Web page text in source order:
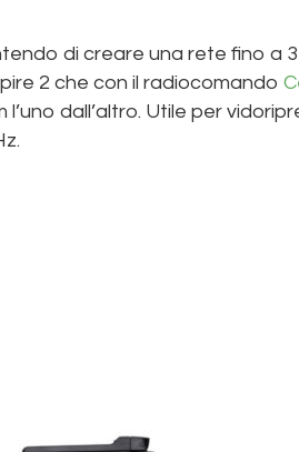
di creare una rete fino a 3
2 che con il radiocomando
dall’altro. Utile per